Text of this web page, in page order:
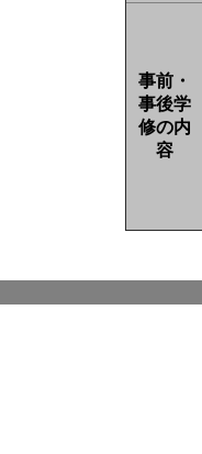
事前・
事後学
修の内
容